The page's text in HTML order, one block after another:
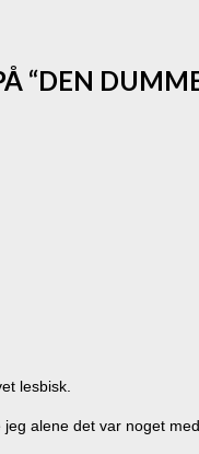
“DEN
lesbisk.
alene det var noget